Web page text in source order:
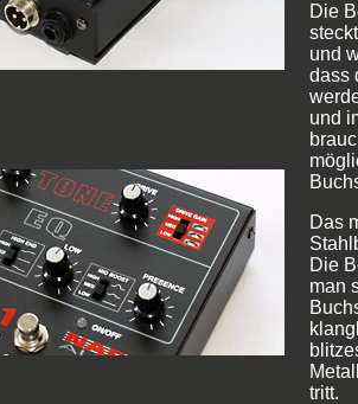
Die
und
dass
und
Das
Die
man
tritt.